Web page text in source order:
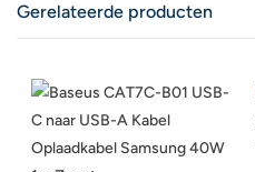
Gerelateerde producten